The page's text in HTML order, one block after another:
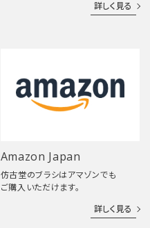
詳しく見る
Amazon Japan
仿古堂のブラシはアマゾンでも
ご購入いただけます。
詳しく見る